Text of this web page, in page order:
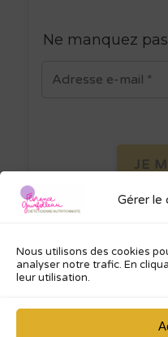
Gérer le
Nous utilisons des cookies
analyser notre trafic. En
leur utilisation.
Ne manquez
Je ne spamme